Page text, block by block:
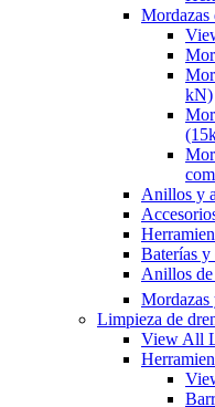
Mordazas
kN)
Anillos y
Baterías y
Anillos de
Mordazas
Limpieza de
View All